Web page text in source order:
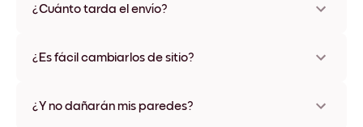
varios materiales y colores de marco, incluidas opciones sin
¿Cuánto tarda el envío?
disponibles en algunos países. Te enviaremos un número de
¿Es fácil cambiarlos de sitio?
ningún daño
¿Y no dañarán mis paredes?